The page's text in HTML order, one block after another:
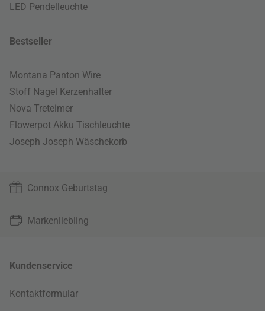
LED Pendelleuchte
Bestseller
Montana Panton Wire
Stoff Nagel Kerzenhalter
Nova Treteimer
Flowerpot Akku Tischleuchte
Joseph Joseph Wäschekorb
Connox Geburtstag
Markenliebling
Kundenservice
Kontaktformular